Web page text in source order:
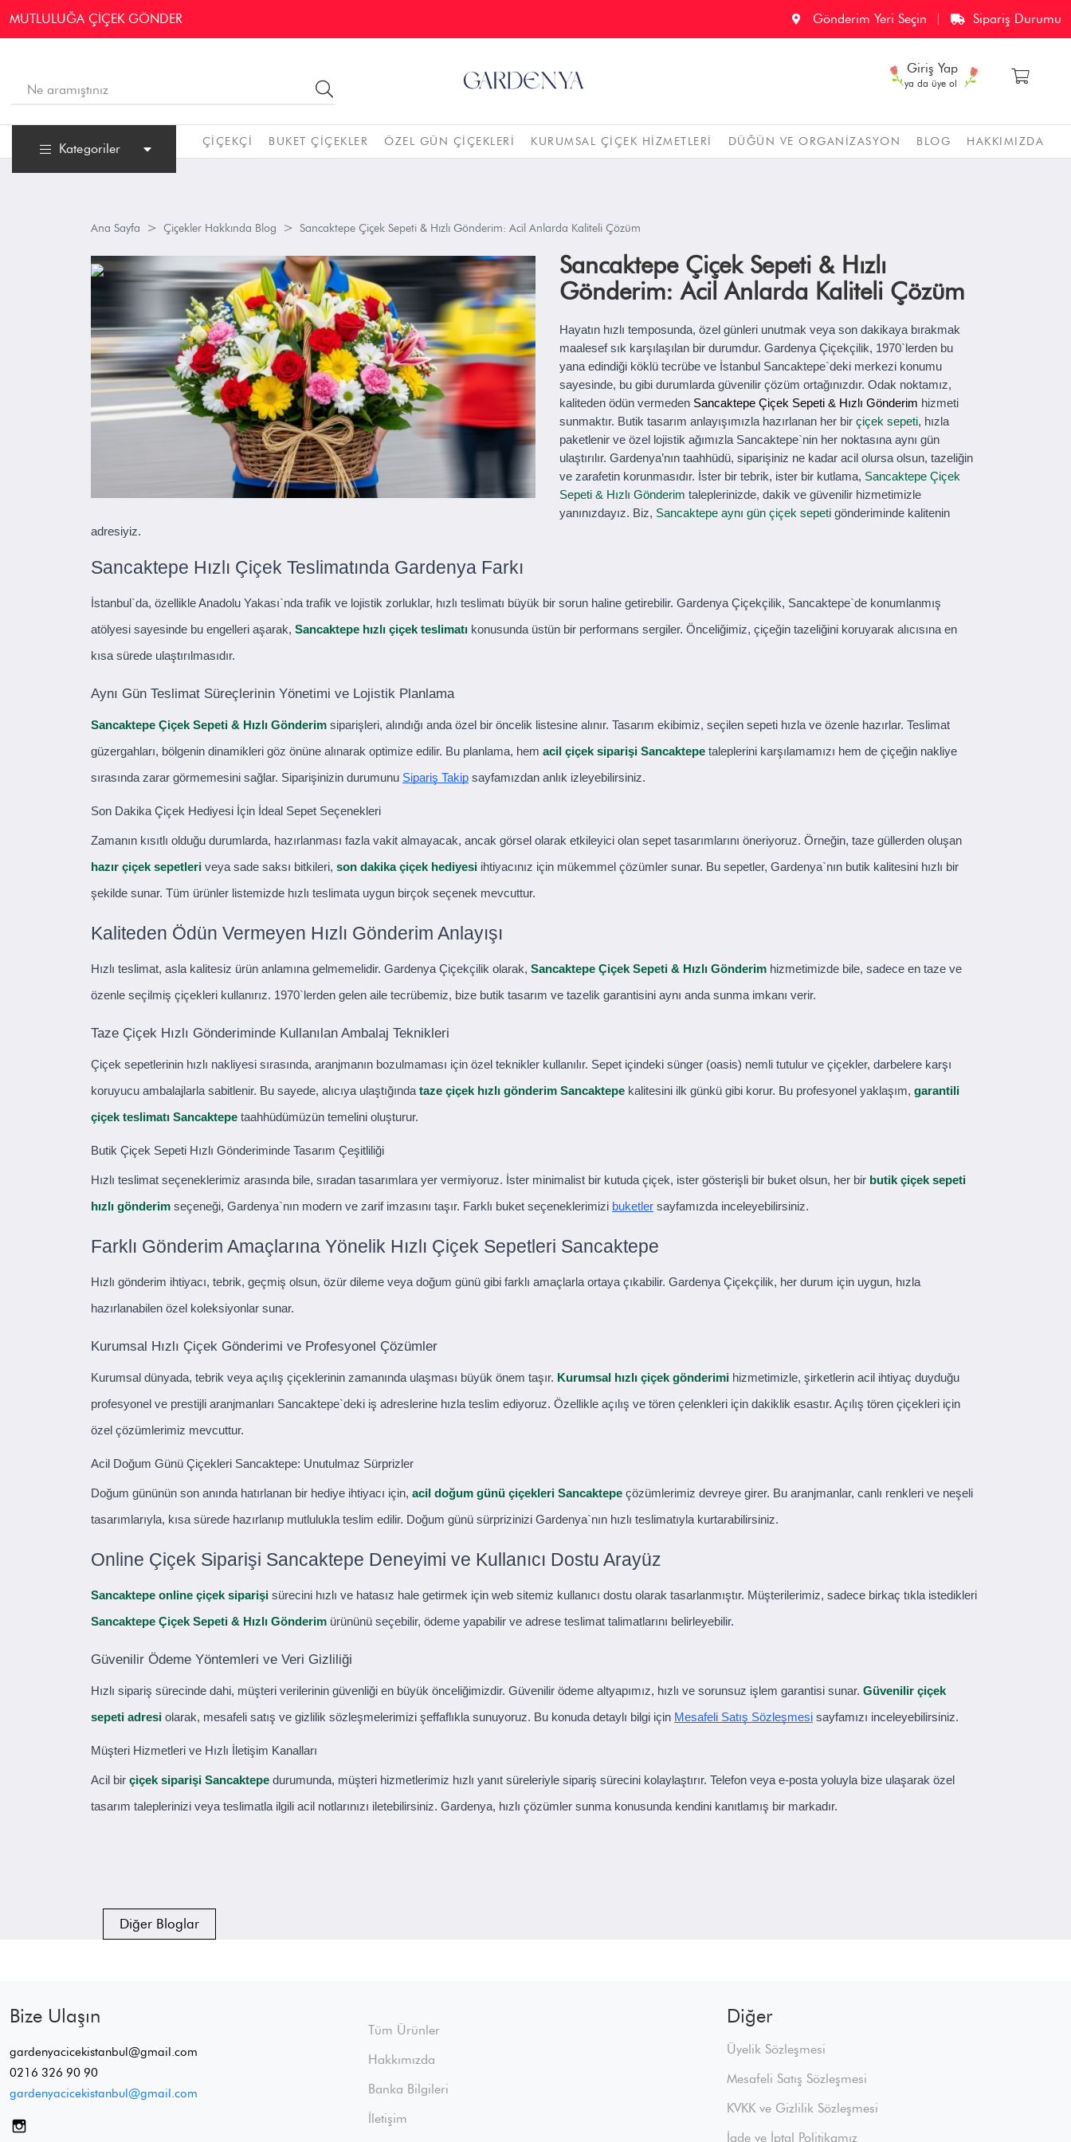
MUTLULUĞA ÇİÇEK GÖNDER Gönderim Yeri Seçin Sipariş Durumu
Giriş Yap
ya da üye ol
Kategoriler ÇIÇEKÇI BUKET ÇIÇEKLER ÖZEL GÜN ÇIÇEKLERI KURUMSAL ÇIÇEK HIZMETLERI DÜĞÜN VE ORGANIZASYON BLOG HAKKIMIZDA
Ana Sayfa Çiçekler Hakkında Blog Sancaktepe Çiçek Sepeti & Hızlı Gönderim: Acil Anlarda Kaliteli Çözüm
Sancaktepe Çiçek Sepeti & Hızlı
Gönderim: Acil Anlarda Kaliteli Çözüm
Hayatın hızlı temposunda, özel günleri unutmak veya son dakikaya bırakmak
maalesef sık karşılaşılan bir durumdur. Gardenya Çiçekçilik, 1970`lerden bu
yana edindiği köklü tecrübe ve İstanbul Sancaktepe`deki merkezi konumu
sayesinde, bu gibi durumlarda güvenilir çözüm ortağınızdır. Odak noktamız,
kaliteden ödün vermeden Sancaktepe Çiçek Sepeti & Hızlı Gönderim hizmeti
sunmaktır. Butik tasarım anlayışımızla hazırlanan her bir çiçek sepeti, hızla
paketlenir ve özel lojistik ağımızla Sancaktepe`nin her noktasına aynı gün
ulaştırılır. Gardenya’nın taahhüdü, siparişiniz ne kadar acil olursa olsun, tazeliğin
ve zarafetin korunmasıdır. İster bir tebrik, ister bir kutlama, Sancaktepe Çiçek
Sepeti & Hızlı Gönderim taleplerinizde, dakik ve güvenilir hizmetimizle
yanınızdayız. Biz, Sancaktepe aynı gün çiçek sepeti gönderiminde kalitenin
adresiyiz.
Sancaktepe Hızlı Çiçek Teslimatında Gardenya Farkı
İstanbul`da, özellikle Anadolu Yakası`nda trafik ve lojistik zorluklar, hızlı teslimatı büyük bir sorun haline getirebilir. Gardenya Çiçekçilik, Sancaktepe`de konumlanmış
atölyesi sayesinde bu engelleri aşarak, Sancaktepe hızlı çiçek teslimatı konusunda üstün bir performans sergiler. Önceliğimiz, çiçeğin tazeliğini koruyarak alıcısına en
kısa sürede ulaştırılmasıdır.
Aynı Gün Teslimat Süreçlerinin Yönetimi ve Lojistik Planlama
Sancaktepe Çiçek Sepeti & Hızlı Gönderim siparişleri, alındığı anda özel bir öncelik listesine alınır. Tasarım ekibimiz, seçilen sepeti hızla ve özenle hazırlar. Teslimat
güzergahları, bölgenin dinamikleri göz önüne alınarak optimize edilir. Bu planlama, hem acil çiçek siparişi Sancaktepe taleplerini karşılamamızı hem de çiçeğin nakliye
sırasında zarar görmemesini sağlar. Siparişinizin durumunu Sipariş Takip sayfamızdan anlık izleyebilirsiniz.
Son Dakika Çiçek Hediyesi İçin İdeal Sepet Seçenekleri
Zamanın kısıtlı olduğu durumlarda, hazırlanması fazla vakit almayacak, ancak görsel olarak etkileyici olan sepet tasarımlarını öneriyoruz. Örneğin, taze güllerden oluşan
hazır çiçek sepetleri veya sade saksı bitkileri, son dakika çiçek hediyesi ihtiyacınız için mükemmel çözümler sunar. Bu sepetler, Gardenya`nın butik kalitesini hızlı bir
şekilde sunar. Tüm ürünler listemizde hızlı teslimata uygun birçok seçenek mevcuttur.
Kaliteden Ödün Vermeyen Hızlı Gönderim Anlayışı
Hızlı teslimat, asla kalitesiz ürün anlamına gelmemelidir. Gardenya Çiçekçilik olarak, Sancaktepe Çiçek Sepeti & Hızlı Gönderim hizmetimizde bile, sadece en taze ve
özenle seçilmiş çiçekleri kullanırız. 1970`lerden gelen aile tecrübemiz, bize butik tasarım ve tazelik garantisini aynı anda sunma imkanı verir.
Taze Çiçek Hızlı Gönderiminde Kullanılan Ambalaj Teknikleri
Çiçek sepetlerinin hızlı nakliyesi sırasında, aranjmanın bozulmaması için özel teknikler kullanılır. Sepet içindeki sünger (oasis) nemli tutulur ve çiçekler, darbelere karşı
koruyucu ambalajlarla sabitlenir. Bu sayede, alıcıya ulaştığında taze çiçek hızlı gönderim Sancaktepe kalitesini ilk günkü gibi korur. Bu profesyonel yaklaşım, garantili
çiçek teslimatı Sancaktepe taahhüdümüzün temelini oluşturur.
Butik Çiçek Sepeti Hızlı Gönderiminde Tasarım Çeşitliliği
Hızlı teslimat seçeneklerimiz arasında bile, sıradan tasarımlara yer vermiyoruz. İster minimalist bir kutuda çiçek, ister gösterişli bir buket olsun, her bir butik çiçek sepeti
hızlı gönderim seçeneği, Gardenya`nın modern ve zarif imzasını taşır. Farklı buket seçeneklerimizi buketler sayfamızda inceleyebilirsiniz.
Farklı Gönderim Amaçlarına Yönelik Hızlı Çiçek Sepetleri Sancaktepe
Hızlı gönderim ihtiyacı, tebrik, geçmiş olsun, özür dileme veya doğum günü gibi farklı amaçlarla ortaya çıkabilir. Gardenya Çiçekçilik, her durum için uygun, hızla
hazırlanabilen özel koleksiyonlar sunar.
Kurumsal Hızlı Çiçek Gönderimi ve Profesyonel Çözümler
Kurumsal dünyada, tebrik veya açılış çiçeklerinin zamanında ulaşması büyük önem taşır. Kurumsal hızlı çiçek gönderimi hizmetimizle, şirketlerin acil ihtiyaç duyduğu
profesyonel ve prestijli aranjmanları Sancaktepe`deki iş adreslerine hızla teslim ediyoruz. Özellikle açılış ve tören çelenkleri için dakiklik esastır. Açılış tören çiçekleri için
özel çözümlerimiz mevcuttur.
Acil Doğum Günü Çiçekleri Sancaktepe: Unutulmaz Sürprizler
Doğum gününün son anında hatırlanan bir hediye ihtiyacı için, acil doğum günü çiçekleri Sancaktepe çözümlerimiz devreye girer. Bu aranjmanlar, canlı renkleri ve neşeli
tasarımlarıyla, kısa sürede hazırlanıp mutlulukla teslim edilir. Doğum günü sürprizinizi Gardenya`nın hızlı teslimatıyla kurtarabilirsiniz.
Online Çiçek Siparişi Sancaktepe Deneyimi ve Kullanıcı Dostu Arayüz
Sancaktepe online çiçek siparişi sürecini hızlı ve hatasız hale getirmek için web sitemiz kullanıcı dostu olarak tasarlanmıştır. Müşterilerimiz, sadece birkaç tıkla istedikleri
Sancaktepe Çiçek Sepeti & Hızlı Gönderim ürününü seçebilir, ödeme yapabilir ve adrese teslimat talimatlarını belirleyebilir.
Güvenilir Ödeme Yöntemleri ve Veri Gizliliği
Hızlı sipariş sürecinde dahi, müşteri verilerinin güvenliği en büyük önceliğimizdir. Güvenilir ödeme altyapımız, hızlı ve sorunsuz işlem garantisi sunar. Güvenilir çiçek
sepeti adresi olarak, mesafeli satış ve gizlilik sözleşmelerimizi şeffaflıkla sunuyoruz. Bu konuda detaylı bilgi için Mesafeli Satış Sözleşmesi sayfamızı inceleyebilirsiniz.
Müşteri Hizmetleri ve Hızlı İletişim Kanalları
Acil bir çiçek siparişi Sancaktepe durumunda, müşteri hizmetlerimiz hızlı yanıt süreleriyle sipariş sürecini kolaylaştırır. Telefon veya e-posta yoluyla bize ulaşarak özel
tasarım taleplerinizi veya teslimatla ilgili acil notlarınızı iletebilirsiniz. Gardenya, hızlı çözümler sunma konusunda kendini kanıtlamış bir markadır.
Diğer Bloglar
Bize Ulaşın
gardenyacicekistanbul@gmail.com
0216 326 90 90
gardenyacicekistanbul@gmail.com
Tüm Ürünler
Hakkımızda
Banka Bilgileri
İletişim
Diğer
Üyelik Sözleşmesi
Mesafeli Satış Sözleşmesi
KVKK ve Gizlilik Sözleşmesi
İade ve İptal Politikamız